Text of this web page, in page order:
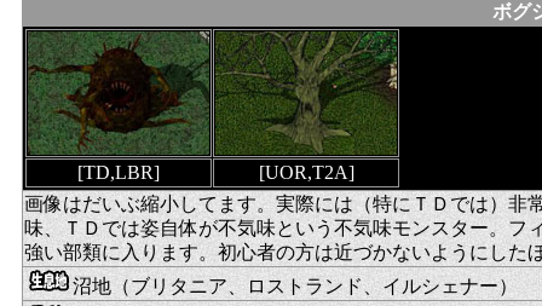
ボグ
[TD,LBR]
[UOR,T2A]
画像はだいぶ縮小してます。実際には（特にＴＤでは）
味、ＴＤでは姿自体が不気味という不気味モンスター。
強い部類に入ります。初心者の方は近づかないようにし
沼地（ブリタニア、ロストランド、イルシェナー）